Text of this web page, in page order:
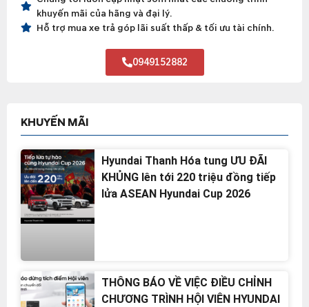
khuyến mãi của hãng và đại lý.
Hỗ trợ mua xe trả góp lãi suất thấp & tối ưu tài chính.
0949152882
KHUYẾN MÃI
Hyundai Thanh Hóa tung ƯU ĐÃI
KHỦNG lên tới 220 triệu đồng tiếp
lửa ASEAN Hyundai Cup 2026
THÔNG BÁO VỀ VIỆC ĐIỀU CHỈNH
CHƯƠNG TRÌNH HỘI VIÊN HYUNDAI